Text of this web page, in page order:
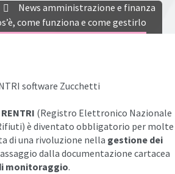
News amministrazione e finanza
come funziona e come gestirlo
RENTRI (Registro Elettronico Nazionale
è diventato obbligatorio per molte
di una rivoluzione nella gestione dei
dalla documentazione cartacea
monitoraggio.